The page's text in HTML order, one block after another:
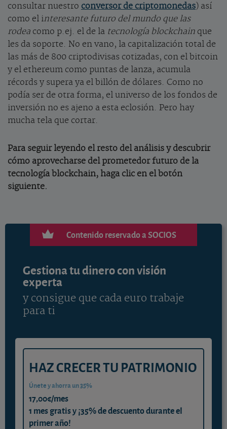
consultar nuestro conversor de criptomonedas) así
como el interesante futuro del mundo que las
rodea como p.ej. el de la tecnología blockchain que
les da soporte. No en vano, la capitalización total de
las más de 800 criptodivisas cotizadas, con el bitcoin
y el ethereum como puntas de lanza, acumula
récords y supera ya el billón de dólares. Como no
podía ser de otra forma, el universo de los fondos de
inversión no es ajeno a esta eclosión. Pero hay
mucha tela que cortar.
Para seguir leyendo el resto del análisis y descubrir
cómo aprovecharse del prometedor futuro de la
tecnología blockchain, haga clic en el botón
siguiente.
Contenido reservado a SOCIOS
Gestiona tu dinero con visión
experta
y consigue que cada euro trabaje
para ti
HAZ CRECER TU PATRIMONIO
Únete y ahorra un 35%
17,00€/mes
1 mes gratis y ¡35% de descuento durante el
primer año!